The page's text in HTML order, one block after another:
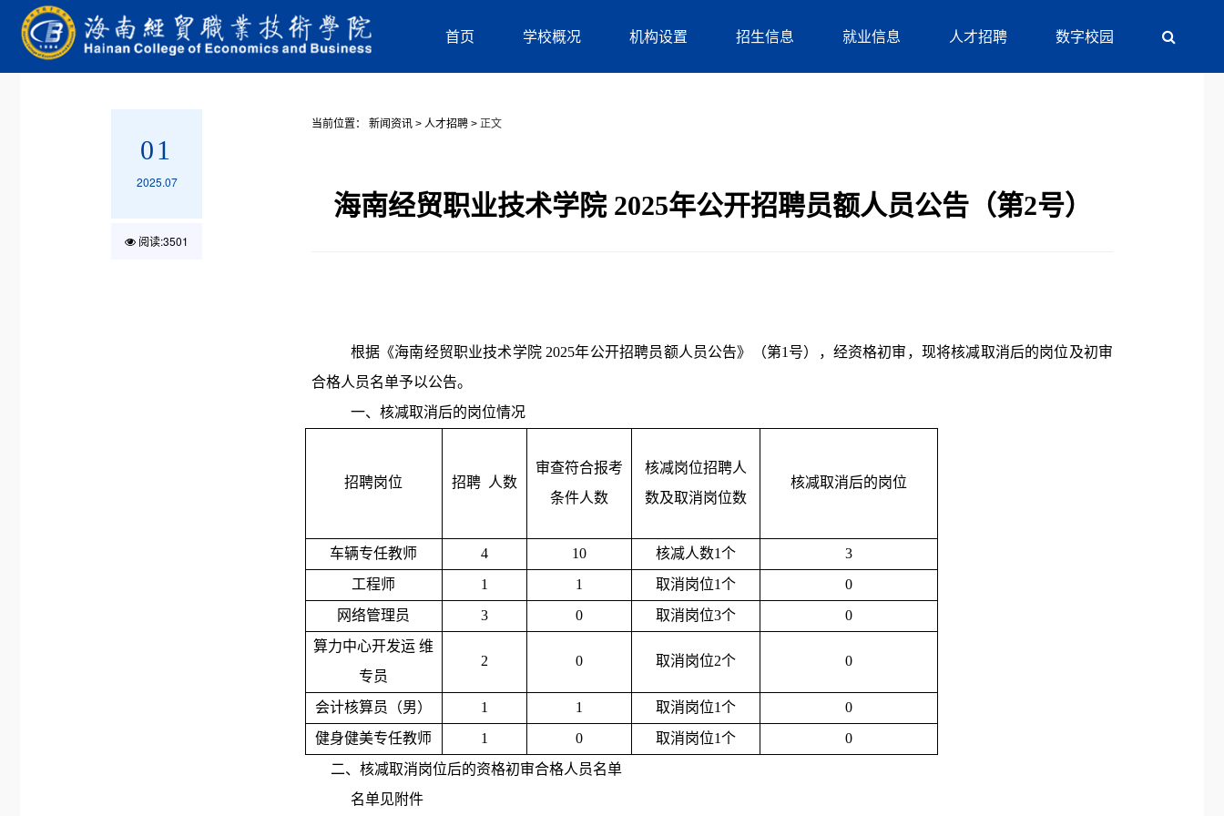
首页 学校概况 机构设置 招生信息 就业信息 人才招聘 数字校园
01
2025.07
阅读:3501
当前位置： 新闻资讯 > 人才招聘 > 正文
海南经贸职业技术学院 2025年公开招聘员额人员公告（第2号）
根据 《海南经贸职业技术学院 2025年公开招聘员额人员公告》（第1号） ，经资格初审， 现将核减取消后的岗位及初审
合格人员名单予以公告。
一、核减取消后的岗位情况
招聘岗位 招聘 人数
审查符合报考
条件人数
核减岗位招聘人
数及取消岗位数
核减取消后的岗位
车辆专任教师 4 10 核减人数1个
3
工程师
1 1 取消岗位1个
0
网络管理员
3 0 取消岗位3个
0
算力中心开发运 维
专员
2 0 取消岗位2个 0
会计核算员（男） 1 1 取消岗位1个
0
健身健美专任教师
1 0 取消岗位1个
0
二、核减取消岗位后的资格初审合格人员名单
名单见附件